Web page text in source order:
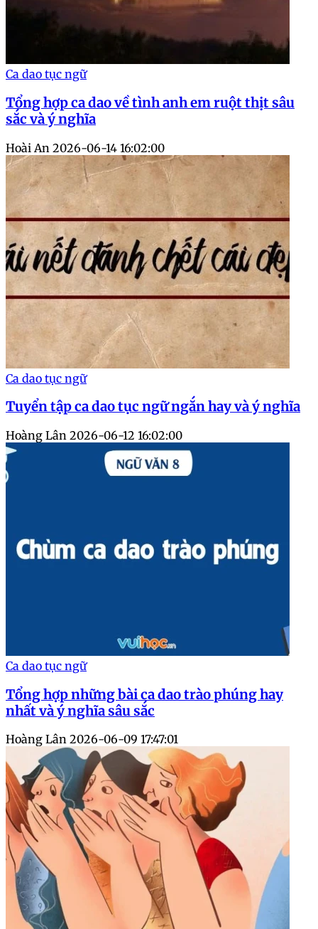
Ca dao tục ngữ
Tổng hợp ca dao về tình anh em ruột thịt sâu
sắc và ý nghĩa
Hoài An 2026-06-14 16:02:00
Ca dao tục ngữ
Tuyển tập ca dao tục ngữ ngắn hay và ý nghĩa
Hoàng Lân 2026-06-12 16:02:00
Ca dao tục ngữ
Tổng hợp những bài ca dao trào phúng hay
nhất và ý nghĩa sâu sắc
Hoàng Lân 2026-06-09 17:47:01